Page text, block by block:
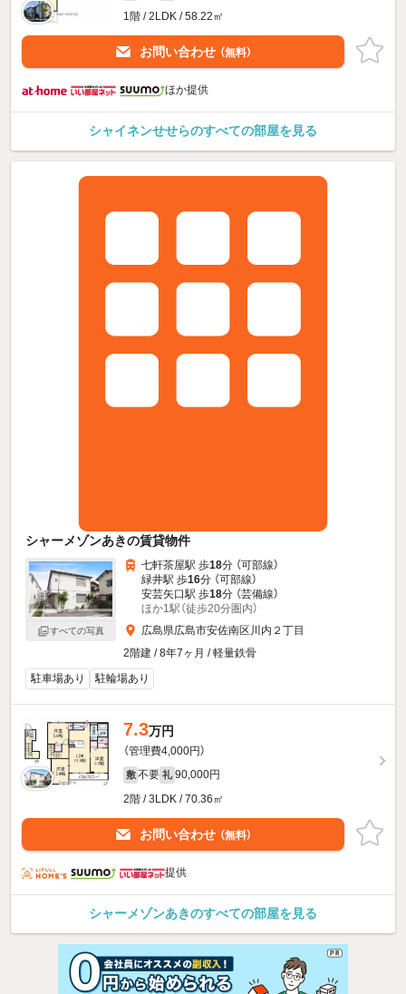
1階 / 2LDK / 58.22㎡
お問い合わせ （無料）
ほか提供
シャイネンせせらのすべての部屋を見る
シャーメゾンあきの賃貸物件
すべての写真
七軒茶屋駅 歩18分 （可部線）
緑井駅 歩16分 （可部線）
安芸矢口駅 歩18分 （芸備線）
ほか1駅（徒歩20分圏内）
広島県広島市安佐南区川内２丁目
2階建 / 8年7ヶ月 / 軽量鉄骨
駐車場あり
駐輪場あり
7.3万円
（管理費4,000円）
敷 不要 礼 90,000円
2階 / 3LDK / 70.36㎡
お問い合わせ （無料）
提供
シャーメゾンあきのすべての部屋を見る